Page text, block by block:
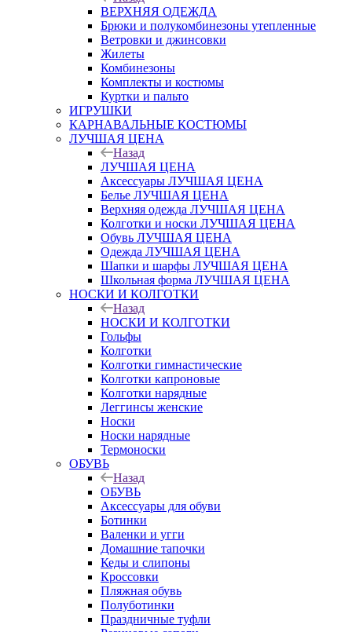
ВЕРХНЯЯ ОДЕЖДА
Брюки и полукомбинезоны утепленные
Ветровки и джинсовки
Жилеты
Комбинезоны
Комплекты и костюмы
Куртки и пальто
ИГРУШКИ
КАРНАВАЛЬНЫЕ КОСТЮМЫ
ЛУЧШАЯ ЦЕНА
Назад
ЛУЧШАЯ ЦЕНА
Аксессуары ЛУЧШАЯ ЦЕНА
Белье ЛУЧШАЯ ЦЕНА
Верхняя одежда ЛУЧШАЯ ЦЕНА
Колготки и носки ЛУЧШАЯ ЦЕНА
Обувь ЛУЧШАЯ ЦЕНА
Одежда ЛУЧШАЯ ЦЕНА
Шапки и шарфы ЛУЧШАЯ ЦЕНА
Школьная форма ЛУЧШАЯ ЦЕНА
НОСКИ И КОЛГОТКИ
Назад
НОСКИ И КОЛГОТКИ
Гольфы
Колготки
Колготки гимнастические
Колготки капроновые
Колготки нарядные
Леггинсы женские
Носки
Носки нарядные
Термоноски
ОБУВЬ
Назад
ОБУВЬ
Аксессуары для обуви
Ботинки
Валенки и угги
Домашние тапочки
Кеды и слипоны
Кроссовки
Пляжная обувь
Полуботинки
Праздничные туфли